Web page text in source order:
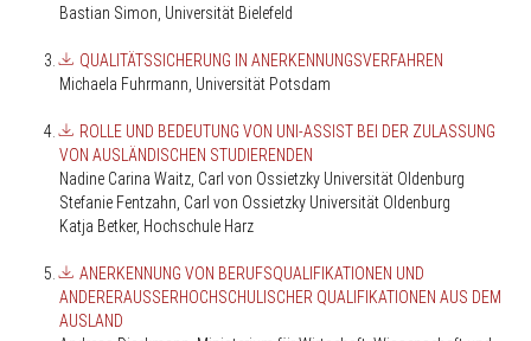
Bastian Simon, Universität Bielefeld
QUALITÄTSSICHERUNG IN ANERKENNUNGSVERFAHREN
Michaela Fuhrmann, Universität Potsdam
ROLLE UND BEDEUTUNG VON UNI-ASSIST BEI DER ZULASSUNG
VON AUSLÄNDISCHEN STUDIERENDEN
Nadine Carina Waitz, Carl von Ossietzky Universität Oldenburg
Stefanie Fentzahn, Carl von Ossietzky Universität Oldenburg
Katja Betker, Hochschule Harz
ANERKENNUNG VON BERUFSQUALIFIKATIONEN UND
ANDERERAUSSERHOCHSCHULISCHER QUALIFIKATIONEN AUS DEM
AUSLAND